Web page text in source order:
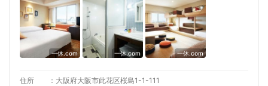
一休.com 一休.com 一休.com
住所
大阪府大阪市此花区桜島1-1-111